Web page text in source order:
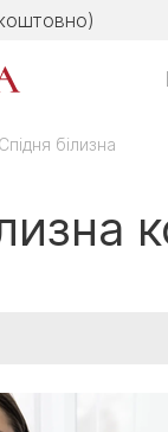
Спідня білизна